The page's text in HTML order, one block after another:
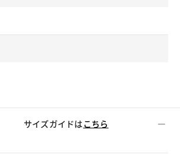
サイズガイドはこちら